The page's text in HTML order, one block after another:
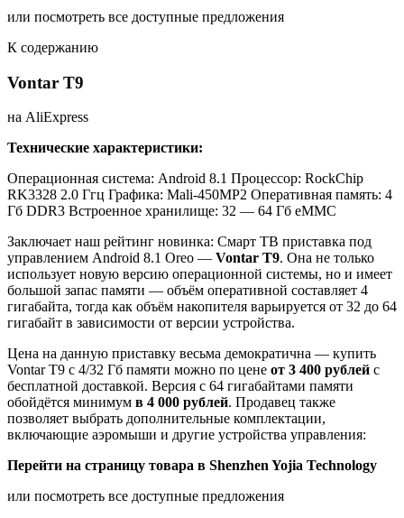
или посмотреть все доступные предложения
К содержанию
Vontar T9
на AliExpress
Технические характеристики:
Операционная система: Android 8.1 Процессор: RockChip
RK3328 2.0 Ггц Графика: Mali-450MP2 Оперативная память: 4
Гб DDR3 Встроенное хранилище: 32 — 64 Гб eMMC
Заключает наш рейтинг новинка: Смарт ТВ приставка под
управлением Android 8.1 Oreo — Vontar T9. Она не только
использует новую версию операционной системы, но и имеет
большой запас памяти — объём оперативной составляет 4
гигабайта, тогда как объём накопителя варьируется от 32 до 64
гигабайт в зависимости от версии устройства.
Цена на данную приставку весьма демократична — купить
Vontar T9 с 4/32 Гб памяти можно по цене от 3 400 рублей с
бесплатной доставкой. Версия с 64 гигабайтами памяти
обойдётся минимум в 4 000 рублей. Продавец также
позволяет выбрать дополнительные комплектации,
включающие аэромыши и другие устройства управления:
Перейти на страницу товара в Shenzhen Yojia Technology
или посмотреть все доступные предложения